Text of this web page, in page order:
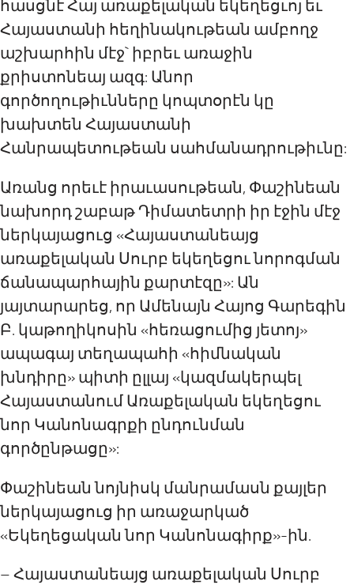
հասցնէ Հայ առաքելական եկեղեցւոյ ​եւ
Հայաստանի հեղինակութեան ամբողջ
աշխարհին մէջ` իբրեւ առաջին
քրիստոնեայ ազգ: Անոր
գործողութիւնները կոպտօրէն կը
խախտեն Հայաստանի
Հանրապետութեան սահմանադրութիւնը:
Առանց որեւէ իրաւասութեան, Փաշինեան
նախորդ շաբաթ Դիմատետրի իր էջին մէջ
ներկայացուց «Հայաստանեայց
առաքելական Սուրբ եկեղեցու նորոգման
ճանապարհային քարտէզը»: Ան
յայտարարեց, որ Ամենայն Հայոց Գարեգին
Բ. կաթողիկոսին «հեռացումից յետոյ»
ապագայ տեղապահի «հիմնական
խնդիրը» պիտի ըլլայ «կազմակերպել
Հայաստանում Առաքելական եկեղեցու
նոր Կանոնագրքի ընդունման
գործընթացը»:
Փաշինեան նոյնիսկ մանրամասն քայլեր
ներկայացուց իր առաջարկած
«Եկեղեցական նոր Կանոնագիրք»-ին.
– Հայաստանեայց առաքելական Սուրբ